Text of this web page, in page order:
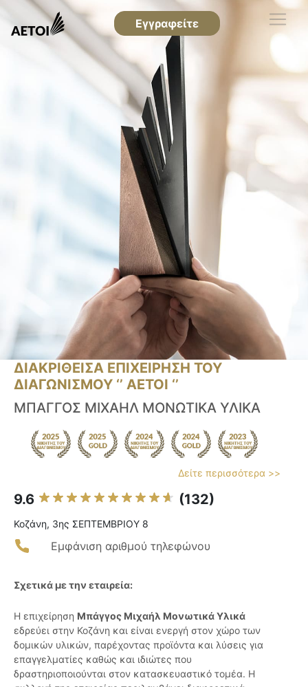
Εγγραφείτε
ΔΙΑΚΡΙΘΕΙΣΑ ΕΠΙΧΕΙΡΗΣΗ ΤΟΥ
ΔΙΑΓΩΝΙΣΜΟΥ ‘’ ΑΕΤΟΙ ‘’
ΜΠΑΓΓΟΣ ΜΙΧΑΗΛ ΜΟΝΩΤΙΚΑ ΥΛΙΚΑ
Δείτε περισσότερα >>
9.6 (132)
Κοζάνη, 3ης ΣΕΠΤΕΜΒΡΙΟΥ 8
Εμφάνιση αριθμού τηλεφώνου
Σχετικά με την εταιρεία:
Η επιχείρηση Μπάγγος Μιχαήλ Μονωτικά Υλικά
εδρεύει στην Κοζάνη και είναι ενεργή στον χώρο των
δομικών υλικών, παρέχοντας προϊόντα και λύσεις για
επαγγελματίες καθώς και ιδιώτες που
δραστηριοποιούνται στον κατασκευαστικό τομέα. Η